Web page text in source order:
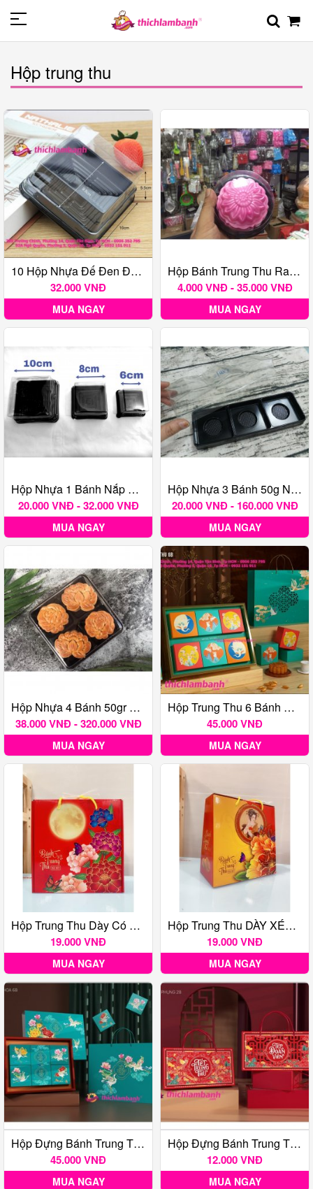
Hộp trung thu
10 Hộp Nhựa Đế Đen Đựng Bánh Trung Thu JLH 10-10 150-250Gr (Mẫu Mới 2023)
32.000 VNĐ
MUA NGAY
Hộp Bánh Trung Thu Rau Câu
4.000 VNĐ - 35.000 VNĐ
MUA NGAY
Hộp Nhựa 1 Bánh Nắp Đậy - 10 Cái
20.000 VNĐ - 32.000 VNĐ
MUA NGAY
Hộp Nhựa 3 Bánh 50g Nắp Đậy
20.000 VNĐ - 160.000 VNĐ
MUA NGAY
Hộp Nhựa 4 Bánh 50gr Nắp Đậy FG134
38.000 VNĐ - 320.000 VNĐ
MUA NGAY
Hộp Trung Thu 6 Bánh Nghênh Thu (150gr – 250gr)
45.000 VNĐ
MUA NGAY
Hộp Trung Thu Dày Có Quai Xách Đựng 4 Bánh 200-250g
19.000 VNĐ
MUA NGAY
Hộp Trung Thu DÀY XÉO Có Quai Xách Đựng 4 Bánh 150 - 200 Gr
19.000 VNĐ
MUA NGAY
Hộp Đựng Bánh Trung Thu Bách Hoa 6B
45.000 VNĐ
MUA NGAY
Hộp Đựng Bánh Trung Thu Loan Phụng 2B
12.000 VNĐ
MUA NGAY